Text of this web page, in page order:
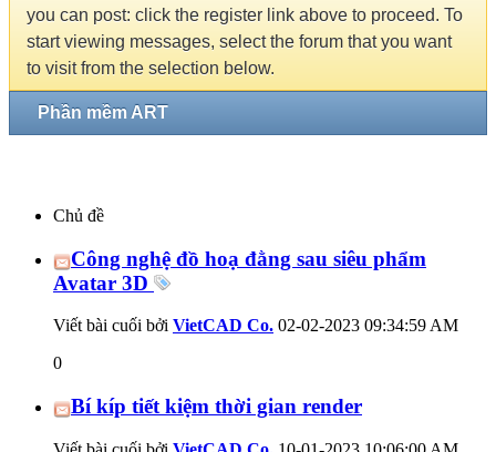
you can post: click the register link above to proceed. To
start viewing messages, select the forum that you want
to visit from the selection below.
Phần mềm ART
Chủ đề
Công nghệ đồ hoạ đằng sau siêu phẩm
Avatar 3D
Viết bài cuối bởi VietCAD Co. 02-02-2023 09:34:59 AM
0
Bí kíp tiết kiệm thời gian render